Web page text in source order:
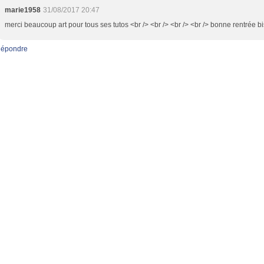
marie1958 31/08/2017 20:47
merci beaucoup art pour tous ses tutos <br /> <br /> <br /> <br /> bonne rentrée